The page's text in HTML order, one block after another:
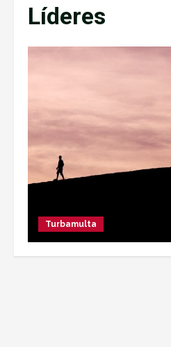
Líderes
Turbamulta